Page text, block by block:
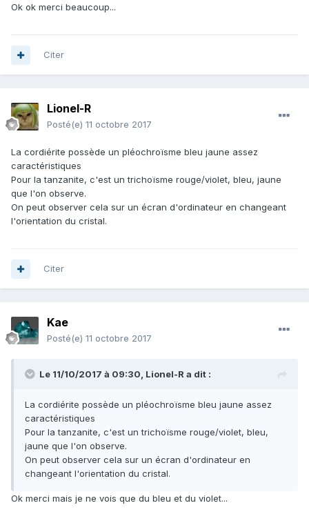
assurée!
Ok ok merci beaucoup...
Citer
Lionel-R
Posté(e) 11 octobre 2017
La cordiérite possède un pléochroïsme bleu jaune assez
caractéristiques
Pour la tanzanite, c'est un trichoïsme rouge/violet, bleu, jaune
que l'on observe.
On peut observer cela sur un écran d'ordinateur en changeant
l'orientation du cristal.
Citer
Kae
Posté(e) 11 octobre 2017
Le 11/10/2017 à 09:30, Lionel-R a dit :
La cordiérite possède un pléochroïsme bleu jaune assez
caractéristiques
Pour la tanzanite, c'est un trichoïsme rouge/violet, bleu,
jaune que l'on observe.
On peut observer cela sur un écran d'ordinateur en
changeant l'orientation du cristal.
Ok merci mais je ne vois que du bleu et du violet...